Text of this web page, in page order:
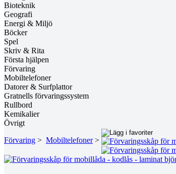
Bioteknik
Geografi
Energi & Miljö
Böcker
Spel
Skriv & Rita
Första hjälpen
Förvaring
Mobiltelefoner
Datorer & Surfplattor
Gratnells förvaringssystem
Rullbord
Kemikalier
Övrigt
Förvaring > Mobiltelefoner>